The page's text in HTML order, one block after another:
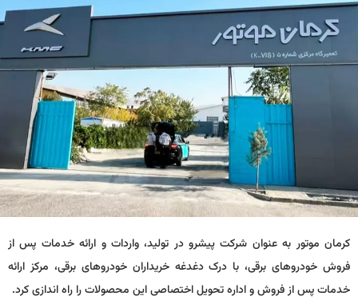
کرمان موتور به عنوان شرکت پیشرو در تولید، واردات و ارائه خدمات پس از
فروش خودروهای برقی، با درک دغدغه خریداران خودروهای برقی، مرکز ارائه
خدمات پس از فروش و اداره تحویل اختصاصی این محصولات را راه اندازی کرد.